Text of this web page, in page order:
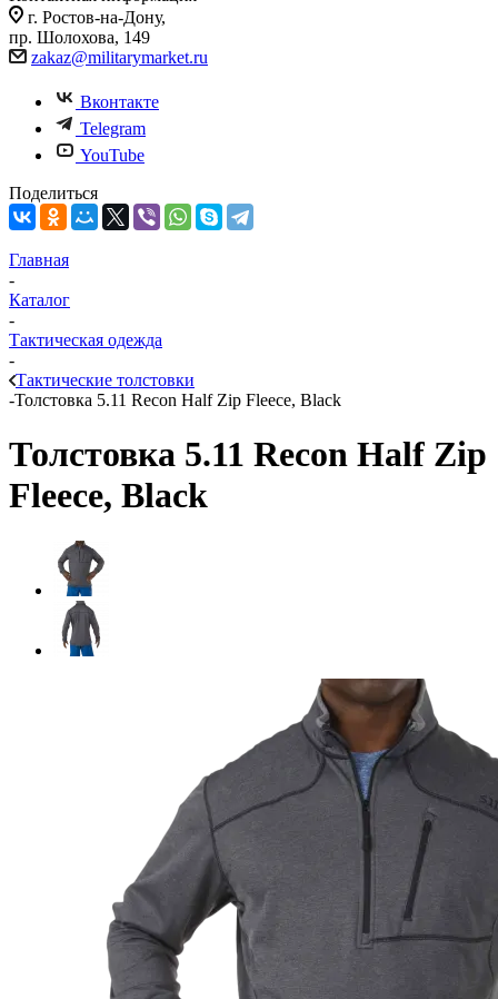
г. Ростов-на-Дону,
пр. Шолохова, 149
zakaz@militarymarket.ru
Вконтакте
Telegram
YouTube
Поделиться
Главная
-
Каталог
-
Тактическая одежда
-
Тактические толстовки
-Толстовка 5.11 Recon Half Zip Fleece, Black
Толстовка 5.11 Recon Half Zip
Fleece, Black